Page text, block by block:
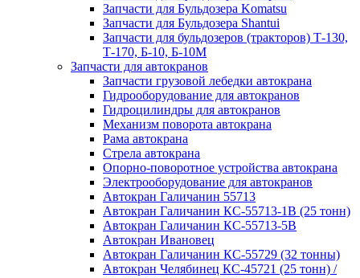
Запчасти для Бульдозера Komatsu
Запчасти для Бульдозера Shantui
Запчасти для бульдозеров (тракторов) Т-130,
Т-170, Б-10, Б-10М
Запчасти для автокранов
Запчасти грузовой лебедки автокрана
Гидрооборудование для автокранов
Гидроцилиндры для автокранов
Механизм поворота автокрана
Рама автокрана
Стрела автокрана
Опорно-поворотное устройства автокрана
Электрооборудование для автокранов
Автокран Галичанин 55713
Автокран Галичанин КС-55713-1В (25 тонн)
Автокран Галичанин КС-55713-5В
Автокран Ивановец
Автокран Галичанин КС-55729 (32 тонны)
Автокран Челябинец КС-45721 (25 тонн) /